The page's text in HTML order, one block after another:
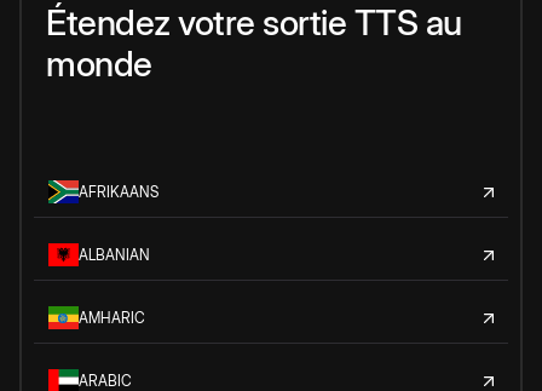
Étendez votre sortie TTS au
monde
AFRIKAANS
ALBANIAN
AMHARIC
ARABIC